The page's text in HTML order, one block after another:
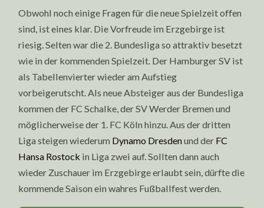
Obwohl noch einige Fragen für die neue Spielzeit offen
sind, ist eines klar. Die Vorfreude im Erzgebirge ist
riesig. Selten war die 2. Bundesliga so attraktiv besetzt
wie in der kommenden Spielzeit. Der Hamburger SV ist
als Tabellenvierter wieder am Aufstieg
vorbeigerutscht. Als neue Absteiger aus der Bundesliga
kommen der FC Schalke, der SV Werder Bremen und
möglicherweise der 1. FC Köln hinzu. Aus der dritten
Liga steigen wiederum Dynamo Dresdenund der FC
Hansa Rostock in Liga zwei auf. Sollten dann auch
wieder Zuschauer im Erzgebirge erlaubt sein, dürfte die
kommende Saison ein wahres Fußballfest werden.